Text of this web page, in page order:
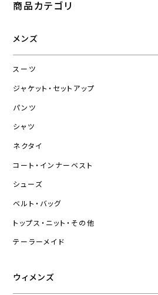
商品カテゴリ
メンズ
スーツ
ジャケット・セットアップ
パンツ
シャツ
ネクタイ
コート・インナーベスト
シューズ
ベルト・バッグ
トップス・ニット・その他
テーラーメイド
ウィメンズ